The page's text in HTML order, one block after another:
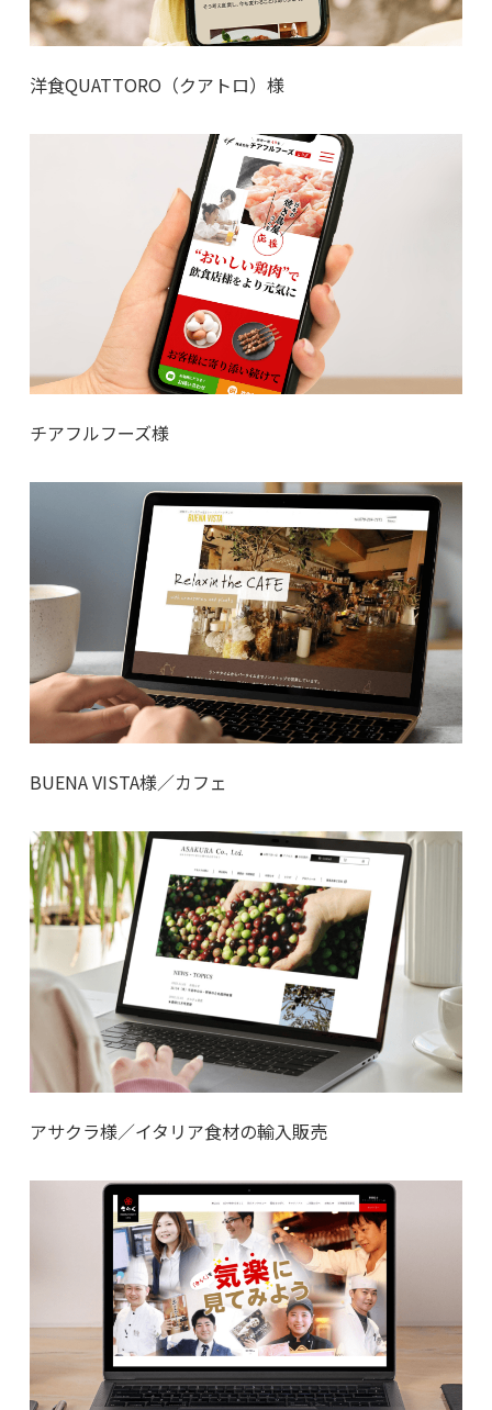
洋食QUATTORO（クアトロ）様
チアフルフーズ様
BUENA VISTA様／カフェ
アサクラ様／イタリア食材の輸入販売